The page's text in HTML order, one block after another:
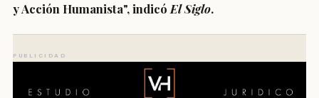
y Acción Humanista", indicó El Siglo.
PUBLICIDAD